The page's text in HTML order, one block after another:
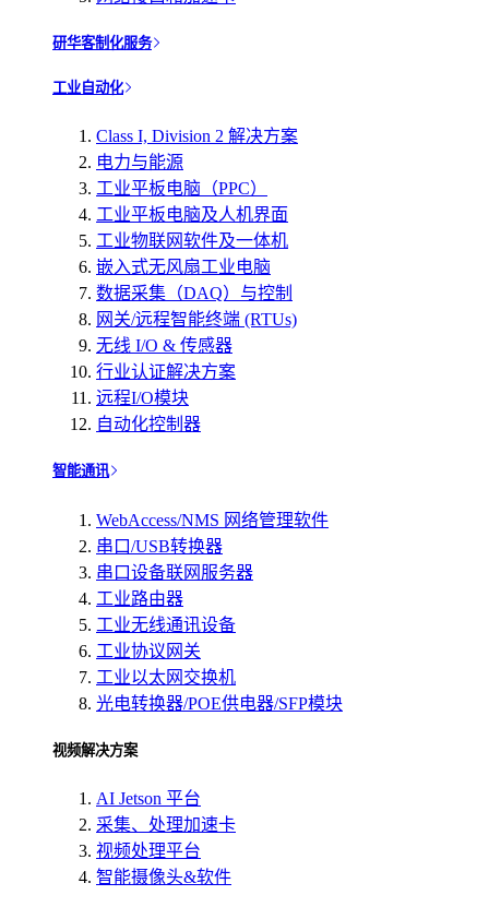
研华客制化服务
工业自动化
Class I, Division 2 解决方案
电力与能源
工业平板电脑（PPC）
工业平板电脑及人机界面
工业物联网软件及一体机
嵌入式无风扇工业电脑
数据采集（DAQ）与控制
网关/远程智能终端 (RTUs)
无线 I/O & 传感器
行业认证解决方案
远程I/O模块
自动化控制器
智能通讯
WebAccess/NMS 网络管理软件
串口/USB转换器
串口设备联网服务器
工业路由器
工业无线通讯设备
工业协议网关
工业以太网交换机
光电转换器/POE供电器/SFP模块
视频解决方案
AI Jetson 平台
采集、处理加速卡
视频处理平台
智能摄像头&软件